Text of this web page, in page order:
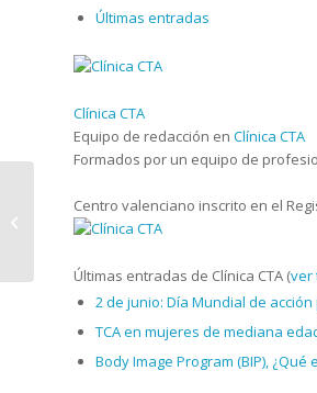
Últimas entradas
Clínica CTA
Equipo de redacción en Clínica CTA
Formados por un equipo de
Centro valenciano inscrito en el
Últimas entradas de Clínica CTA (ver
2 de junio: Día Mundial de acción
TCA en mujeres de mediana
Body Image Program (BIP),
El impulso al atracón:
la herramienta del